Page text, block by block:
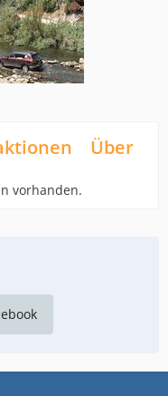
Über
vorhanden.